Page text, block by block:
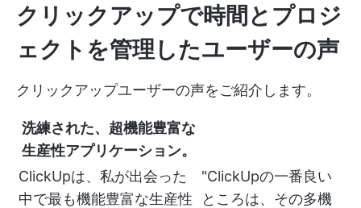
クリックアップで時間とプロジ
ェクトを管理したユーザーの声
クリックアップユーザーの声をご紹介します。
洗練された、超機能豊富な
生産性アプリケーション。
ClickUpは、私が出会った
中で最も機能豊富な生産性
"ClickUpの一番良い
ところは、その多機